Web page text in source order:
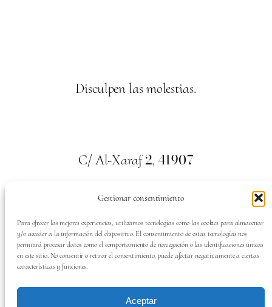
Gestionar consentimiento
Para ofrecer las mejores experiencias, utilizamos tecnologías como las cookies para almacenar
y/o acceder a la información del dispositivo. El consentimiento de estas tecnologías nos
permitirá procesar datos como el comportamiento de navegación o las identificaciones únicas
en este sitio. No consentir o retirar el consentimiento, puede afectar negativamente a ciertas
características y funciones.
Aceptar
Disculpen las molestias.
C/ Al-Xaraf2, 41907
Valencina de la Concepción. Sevilla
Tel:659700313
SÍGUENOS EN: